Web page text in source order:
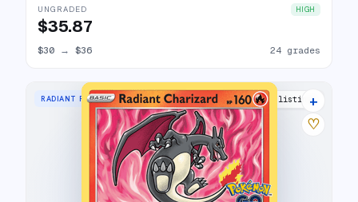
UNGRADED HIGH
$35.87
$30 → $36 24 grades
RADIANT RARE 39 listings
+
♡